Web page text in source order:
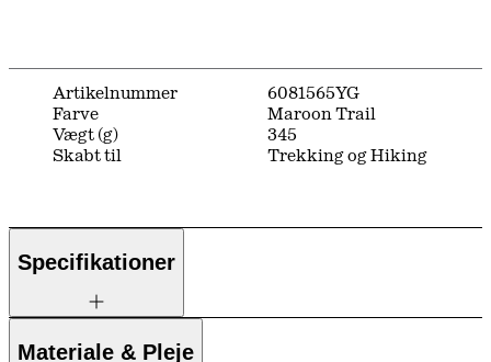
Artikelnummer
6081565YG
Farve
Maroon Trail
Vægt (g)
345
Skabt til
Trekking og Hiking
Specifikationer
Materiale & Pleje